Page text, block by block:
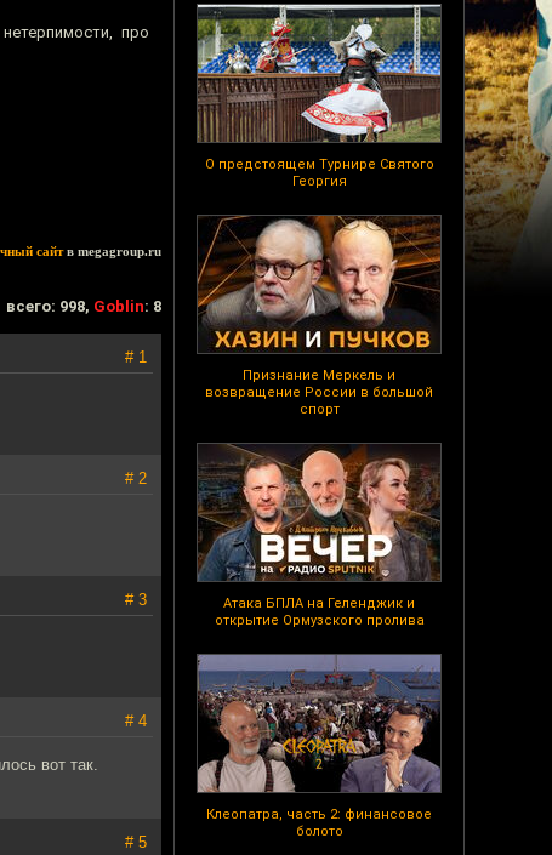
О предстоящем Турнире Святого
Георгия
Признание Меркель и
возвращение России в большой
спорт
Атака БПЛА на Геленджик и
открытие Ормузского пролива
Клеопатра, часть 2: финансовое
болото
про
сайтв megagroup.ru
всего: 998, Goblin: 8
# 1
# 2
# 3
# 4
вот так.
# 5